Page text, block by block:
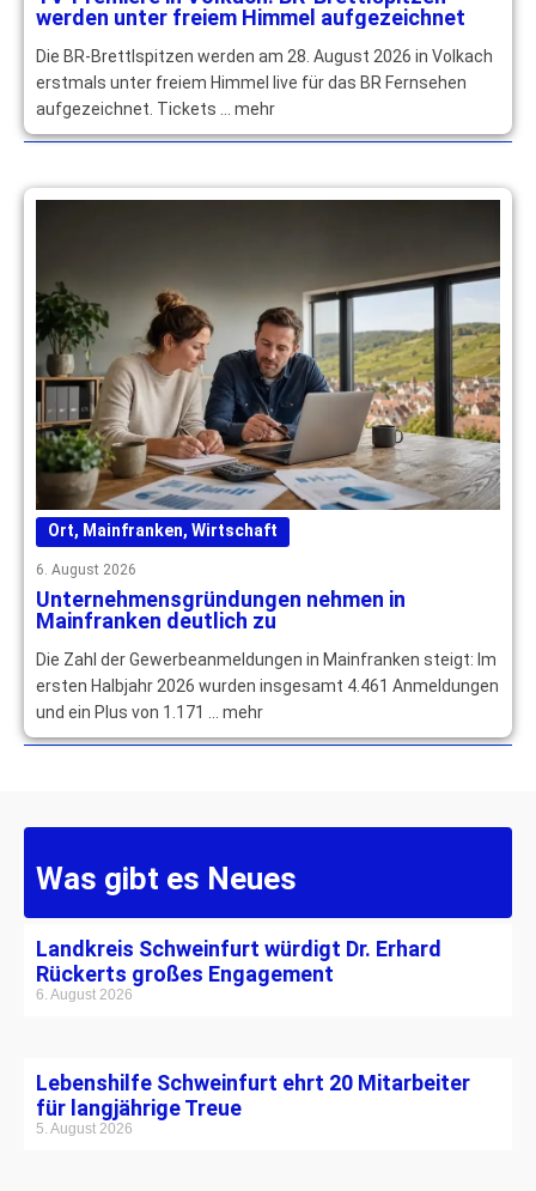
werden unter freiem Himmel aufgezeichnet
Die BR-Brettlspitzen werden am 28. August 2026 in Volkach
erstmals unter freiem Himmel live für das BR Fernsehen
aufgezeichnet. Tickets … mehr
Ort, Mainfranken, Wirtschaft
6. August 2026
Unternehmensgründungen nehmen in
Mainfranken deutlich zu
Die Zahl der Gewerbeanmeldungen in Mainfranken steigt: Im
ersten Halbjahr 2026 wurden insgesamt 4.461 Anmeldungen
und ein Plus von 1.171 … mehr
Was gibt es Neues
Landkreis Schweinfurt würdigt Dr. Erhard
Rückerts großes Engagement
6. August 2026
Lebenshilfe Schweinfurt ehrt 20 Mitarbeiter
für langjährige Treue
5. August 2026